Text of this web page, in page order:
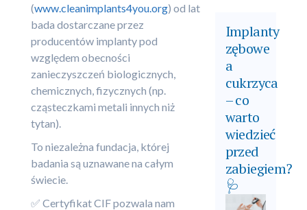
(www.cleanimplants4you.org) od lat
bada dostarczane przez
producentów implanty pod
względem obecności
zanieczyszczeń biologicznych,
chemicznych, fizycznych (np.
cząsteczkami metali innych niż
tytan).
To niezależna fundacja, której
badania są uznawane na całym
świecie.
✅ Certyfikat CIF pozwala nam
Implanty
zębowe
a
cukrzyca
– co
warto
wiedzieć
przed
zabiegiem?
🩺